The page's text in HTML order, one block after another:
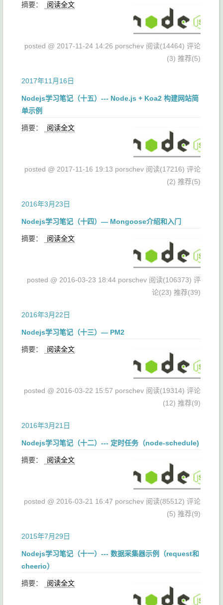
摘要： 阅读全文
posted @ 2017-11-24 14:26 porschev 阅读(14464) 评论
(3) 推荐(5)
2017年11月16日
Nodejs学习笔记（十五）--- Node.js + Koa2 构建网站简
单示例
摘要： 阅读全文
posted @ 2017-11-16 19:13 porschev 阅读(17216) 评论
(2) 推荐(5)
2016年3月23日
Nodejs学习笔记（十四）— Mongoose介绍和入门
摘要： 阅读全文
posted @ 2016-03-23 18:44 porschev 阅读(106373) 评
论(23) 推荐(39)
2016年3月22日
Nodejs学习笔记（十三）— PM2
摘要： 阅读全文
posted @ 2016-03-22 15:57 porschev 阅读(19314) 评论
(12) 推荐(9)
2016年3月21日
Nodejs学习笔记（十二）--- 定时任务（node-schedule)
摘要： 阅读全文
posted @ 2016-03-21 16:47 porschev 阅读(85512) 评论
(5) 推荐(9)
2015年7月29日
Nodejs学习笔记（十一）--- 数据采集器示例（request和
cheerio）
摘要： 阅读全文